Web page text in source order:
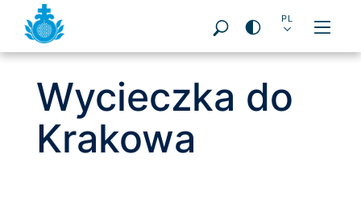
Seitenbereiche: DE
EN
ES
FR
IT
PL
Wycieczka do
Krakowa